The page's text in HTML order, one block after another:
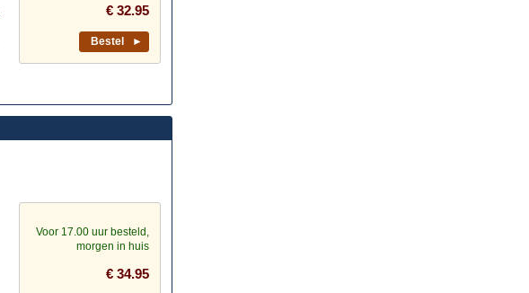
€ 32.95
Bestel ►
Voor 17.00 uur besteld,
morgen in huis
€ 34.95